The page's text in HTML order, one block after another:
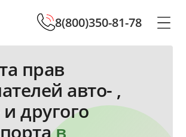
8(800)350-81-78
прав
авто- ,
другого